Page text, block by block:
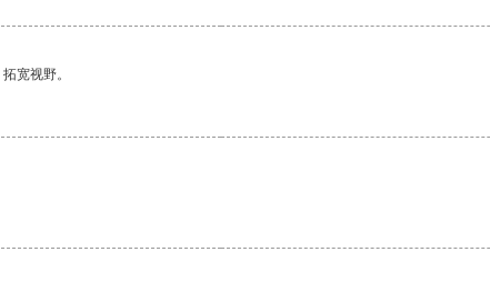
宽视野。